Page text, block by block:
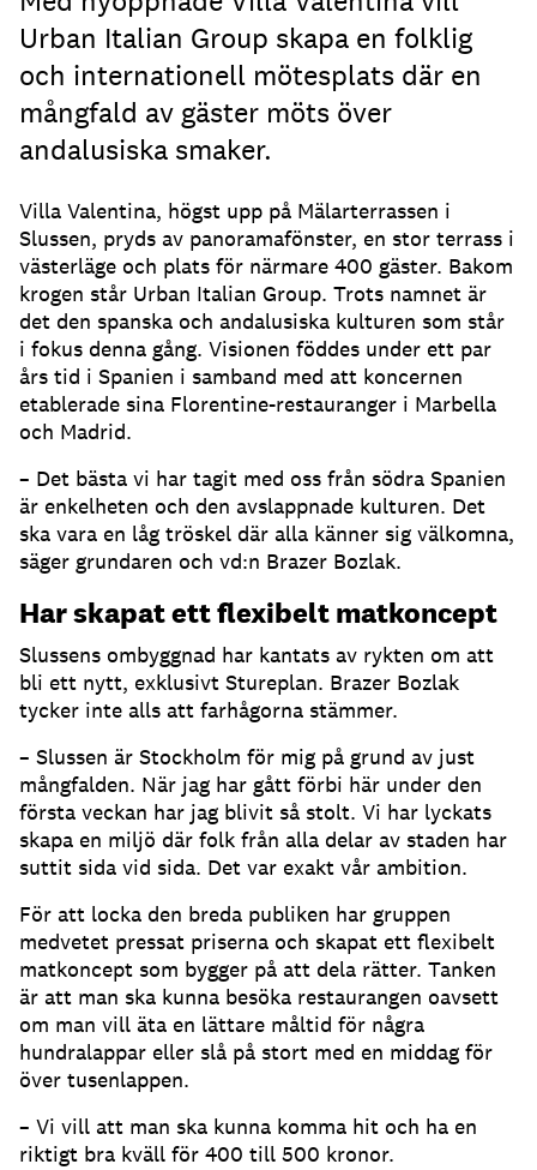
Urban Italian Group skapa en folklig
och internationell mötesplats där en
mångfald av gäster möts över
andalusiska smaker.
Villa Valentina, högst upp på Mälarterrassen i
Slussen, pryds av panoramafönster, en stor terrass i
västerläge och plats för närmare 400 gäster. Bakom
krogen står Urban Italian Group. Trots namnet är
det den spanska och andalusiska kulturen som står
i fokus denna gång. Visionen föddes under ett par
års tid i Spanien i samband med att koncernen
etablerade sina Florentine-restauranger i Marbella
och Madrid.
– Det bästa vi har tagit med oss från södra Spanien
är enkelheten och den avslappnade kulturen. Det
ska vara en låg tröskel där alla känner sig välkomna,
säger grundaren och vd:n Brazer Bozlak.
Har skapat ett flexibelt matkoncept
Slussens ombyggnad har kantats av rykten om att
bli ett nytt, exklusivt Stureplan. Brazer Bozlak
tycker inte alls att farhågorna stämmer.
– Slussen är Stockholm för mig på grund av just
mångfalden. När jag har gått förbi här under den
första veckan har jag blivit så stolt. Vi har lyckats
skapa en miljö där folk från alla delar av staden har
suttit sida vid sida. Det var exakt vår ambition.
För att locka den breda publiken har gruppen
medvetet pressat priserna och skapat ett flexibelt
matkoncept som bygger på att dela rätter. Tanken
är att man ska kunna besöka restaurangen oavsett
om man vill äta en lättare måltid för några
hundralappar eller slå på stort med en middag för
över tusenlappen.
– Vi vill att man ska kunna komma hit och ha en
riktigt bra kväll för 400 till 500 kronor.